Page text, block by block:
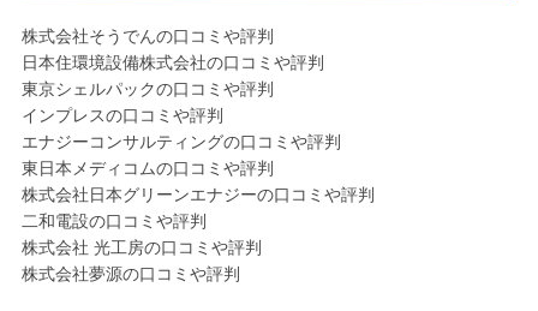
株式会社そうでんの口コミや評判
日本住環境設備株式会社の口コミや評判
東京シェルパックの口コミや評判
インプレスの口コミや評判
エナジーコンサルティングの口コミや評判
東⽇本メディコムの口コミや評判
株式会社日本グリーンエナジーの口コミや評判
二和電設の口コミや評判
株式会社 光工房の口コミや評判
株式会社夢源の口コミや評判